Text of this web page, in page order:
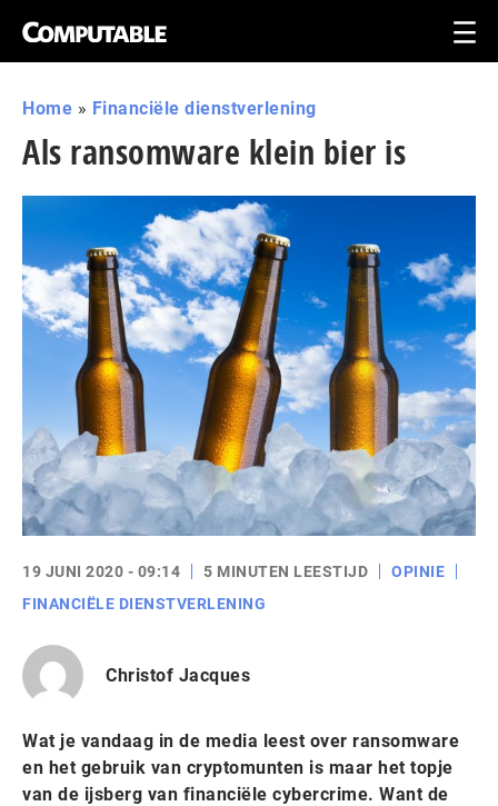
Home » Financiële dienstverlening
Als ransomware klein bier is
19 JUNI 2020 - 09:14 5 MINUTEN LEESTIJD
OPINIE
FINANCIËLE DIENSTVERLENING
Christof Jacques
Wat je vandaag in de media leest over ransomware
en het gebruik van cryptomunten is maar het topje
van de ijsberg van financiële cybercrime. Want de